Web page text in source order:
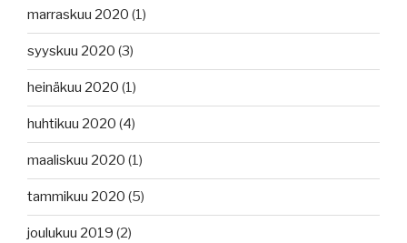
marraskuu 2020 (1)
syyskuu 2020 (3)
heinäkuu 2020 (1)
huhtikuu 2020 (4)
maaliskuu 2020 (1)
tammikuu 2020 (5)
joulukuu 2019 (2)